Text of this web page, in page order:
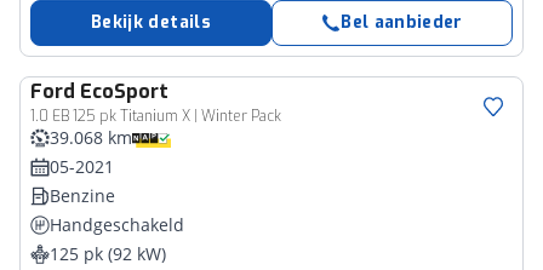
Bekijk details Bel aanbieder
Ford EcoSport
1.0 EB 125 pk Titanium X | Winter Pack
39.068 km
05-2021
Benzine
Handgeschakeld
125 pk (92 kW)